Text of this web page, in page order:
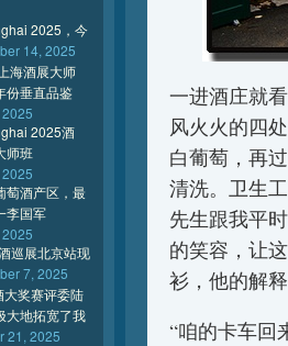
一进酒庄就
风火火的四
白葡萄，再
清洗。卫生
先生跟我平
的笑容，让
衫，他的解
“咱的卡车回
2025，今
14, 2025
海酒展大师
份垂直品鉴
2025酒
师班
萄酒产区，最
李国军
巡展北京站现
7, 2025
大奖赛评委陆
大地拓宽了我
21, 2025